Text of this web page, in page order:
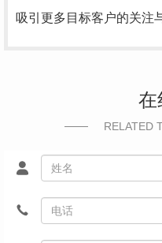
吸引更多目标客户的关注
在
RELATED